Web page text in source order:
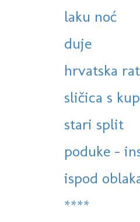
laku noć
duje
hrvatska
sličica s
stari split
poduke -
ispod
****